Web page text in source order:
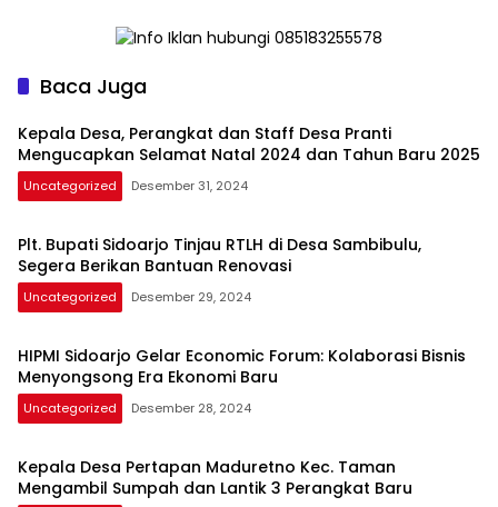
Pembangunan
Baca Juga
Kepala Desa, Perangkat dan Staff Desa Pranti
Mengucapkan Selamat Natal 2024 dan Tahun Baru 2025
Uncategorized Desember 31, 2024
Plt. Bupati Sidoarjo Tinjau RTLH di Desa Sambibulu,
Segera Berikan Bantuan Renovasi
Uncategorized Desember 29, 2024
HIPMI Sidoarjo Gelar Economic Forum: Kolaborasi Bisnis
Menyongsong Era Ekonomi Baru
Uncategorized Desember 28, 2024
Kepala Desa Pertapan Maduretno Kec. Taman
Mengambil Sumpah dan Lantik 3 Perangkat Baru